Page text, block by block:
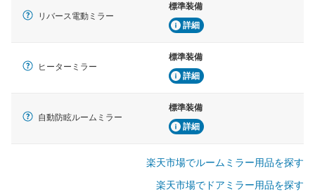
リバース電動ミラー
標準装備
詳細
ヒーターミラー
標準装備
詳細
自動防眩ルームミラー
標準装備
詳細
楽天市場でルームミラー用品を探す
楽天市場でドアミラー用品を探す